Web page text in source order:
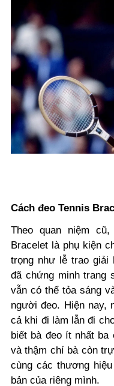
Cách đeo Tennis
Theo quan niệm
Bracelet là phụ kiện
trọng như lễ trao giải
đã chứng minh trang
vẫn có thể tỏa sáng
người đeo. Hiện nay,
cả khi đi làm lẫn đi
biết bà đeo ít nhất ba
và thậm chí bà còn
cùng các thương
bản của riêng mình.